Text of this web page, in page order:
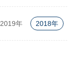
2019年 2018年